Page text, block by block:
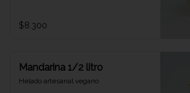
$8.300
Mandarina 1/2 litro
Helado artesanal vegano